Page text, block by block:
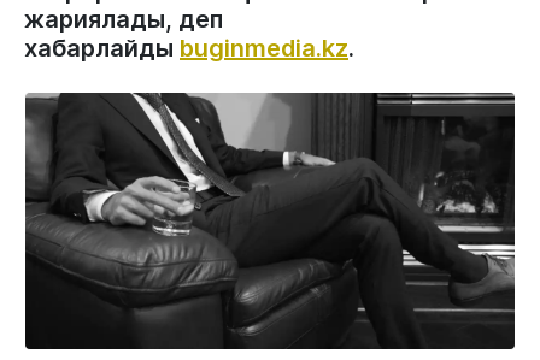
жариялады, деп
хабарлайды buginmedia.kz.